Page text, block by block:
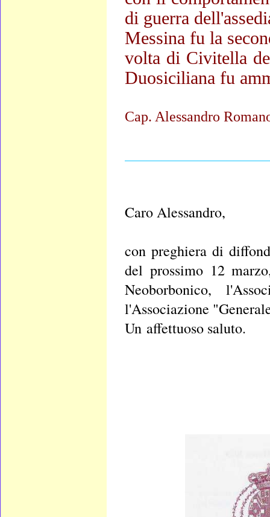
di guerra
Messina fu la
volta di Civitella
Duosiciliana fu
Cap. Alessandro
Caro Alessandro,
con preghiera di
del prossimo 12
Neoborbonico,
l'Associazione
Un affettuoso saluto.